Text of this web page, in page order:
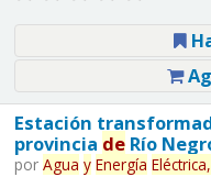
Estación
provincia deRío
por Agua y Energía Eléctrica,